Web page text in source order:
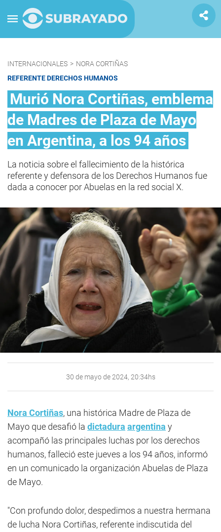
INTERNACIONALES > NORA CORTIÑAS
REFERENTE DERECHOS HUMANOS
Murió Nora Cortiñas, emblema
de Madres de Plaza de Mayo
en Argentina, a los 94 años
La noticia sobre el fallecimiento de la histórica
referente y defensora de los Derechos Humanos fue
dada a conocer por Abuelas en la red social X.
30 de mayo de 2024, 20:34hs
Nora Cortiñas, una histórica Madre de Plaza de
Mayo que desafió la dictadura argentina y
acompañó las principales luchas por los derechos
humanos, falleció este jueves a los 94 años, informó
en un comunicado la organización Abuelas de Plaza
de Mayo.
"Con profundo dolor, despedimos a nuestra hermana
de lucha Nora Cortiñas, referente indiscutida del